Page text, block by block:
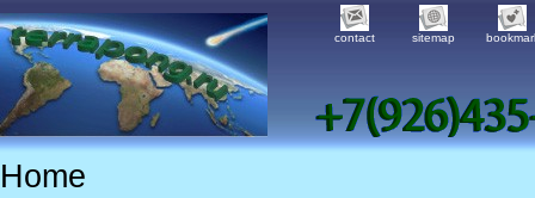
contact sitemap
Home